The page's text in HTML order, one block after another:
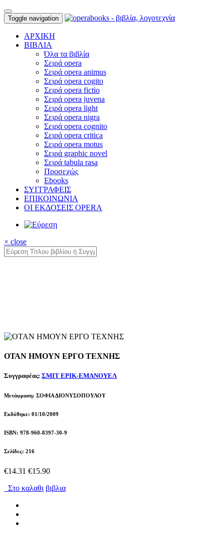
Toggle navigation
ΑΡΧΙΚΗ
ΒΙΒΛΙΑ
Όλα τα βιβλία
Σειρά opera
Σειρά opera animus
Σειρά opera cogito
Σειρά opera fictio
Σειρά opera juvena
Σειρά opera light
Σειρά opera nigra
Σειρά opera cognito
Σειρά opera critica
Σειρά opera motus
Σειρά graphic novel
Σειρά tabula rasa
Προσεχώς
Ebooks
ΣΥΓΓΡΑΦΕΙΣ
ΕΠΙΚΟΙΝΩΝΙΑ
ΟΙ ΕΚΔΟΣΕΙΣ OPERA
× close
ΟΤΑΝ ΗΜΟΥΝ ΕΡΓΟ ΤΕΧΝΗΣ
Συγγραφέας: ΣΜΙΤ ΕΡΙΚ-ΕΜΑΝΟΥΕΛ
Μετάφραση: ΣΟΦΙΑ ΔΙΟΝΥΣΟΠΟΥΛΟΥ
Εκδόθηκε: 01/10/2009
ISBN: 978-960-8397-30-9
Σελίδες: 216
€14.31 €15.90
Στο καλαθι βιβλια